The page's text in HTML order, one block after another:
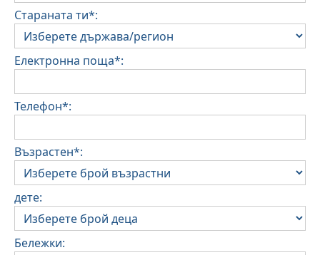
Стараната ти*:
Електронна поща*:
Телефон*:
Възрастен*:
дете:
Бележки: